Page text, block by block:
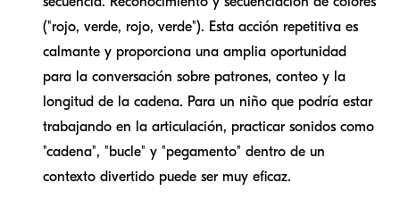
("rojo, verde, rojo, verde"). Esta acción repetitiva es
calmante y proporciona una amplia oportunidad
para la conversación sobre patrones, conteo y la
longitud de la cadena. Para un niño que podría estar
trabajando en la articulación, practicar sonidos como
"cadena", "bucle" y "pegamento" dentro de un
contexto divertido puede ser muy eficaz.